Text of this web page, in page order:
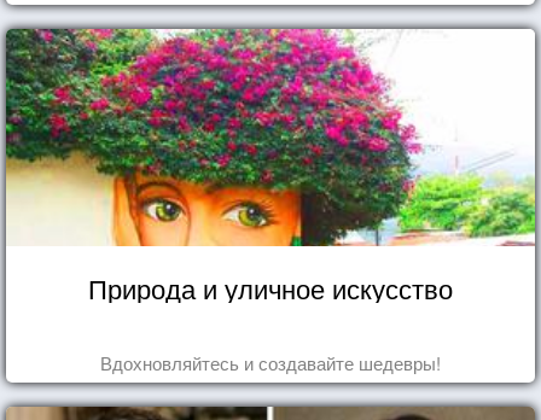
Природа и уличное искусство
Вдохновляйтесь и создавайте шедевры!